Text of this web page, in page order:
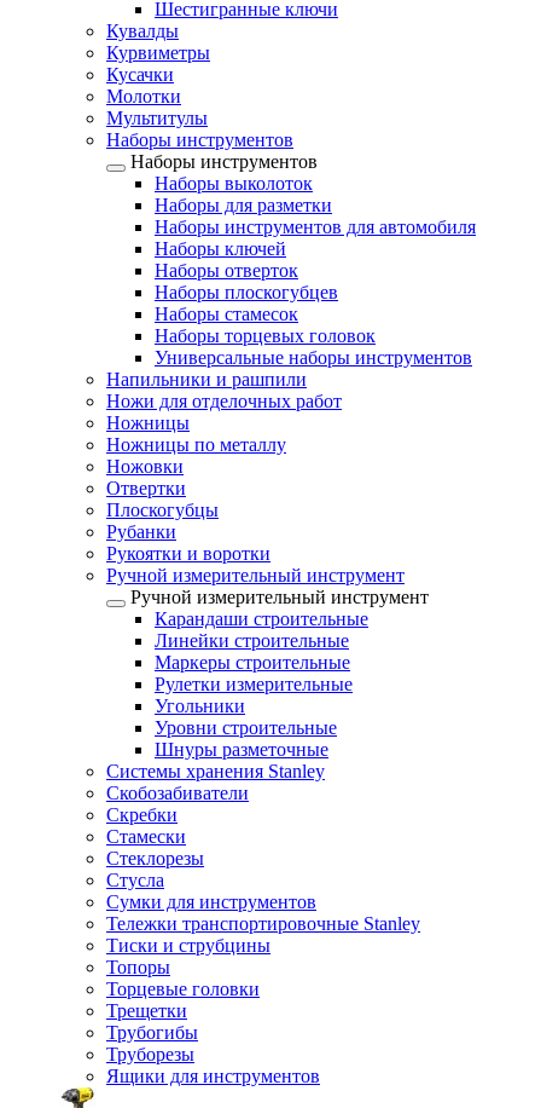
Шестигранные ключи
Кувалды
Курвиметры
Кусачки
Молотки
Мультитулы
Наборы инструментов
Наборы инструментов
Наборы выколоток
Наборы для разметки
Наборы инструментов для автомобиля
Наборы ключей
Наборы отверток
Наборы плоскогубцев
Наборы стамесок
Наборы торцевых головок
Универсальные наборы инструментов
Напильники и рашпили
Ножи для отделочных работ
Ножницы
Ножницы по металлу
Ножовки
Отвертки
Плоскогубцы
Рубанки
Рукоятки и воротки
Ручной измерительный инструмент
Ручной измерительный инструмент
Карандаши строительные
Линейки строительные
Маркеры строительные
Рулетки измерительные
Угольники
Уровни строительные
Шнуры разметочные
Системы хранения Stanley
Скобозабиватели
Скребки
Стамески
Стеклорезы
Стусла
Сумки для инструментов
Тележки транспортировочные Stanley
Тиски и струбцины
Топоры
Торцевые головки
Трещетки
Трубогибы
Труборезы
Ящики для инструментов